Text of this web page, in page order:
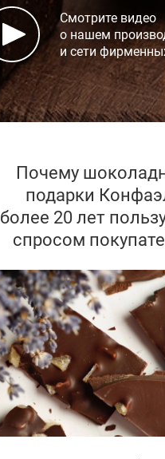
Смотрите видео
о нашем
и сети
Почему
подарки
более 20 лет
спросом